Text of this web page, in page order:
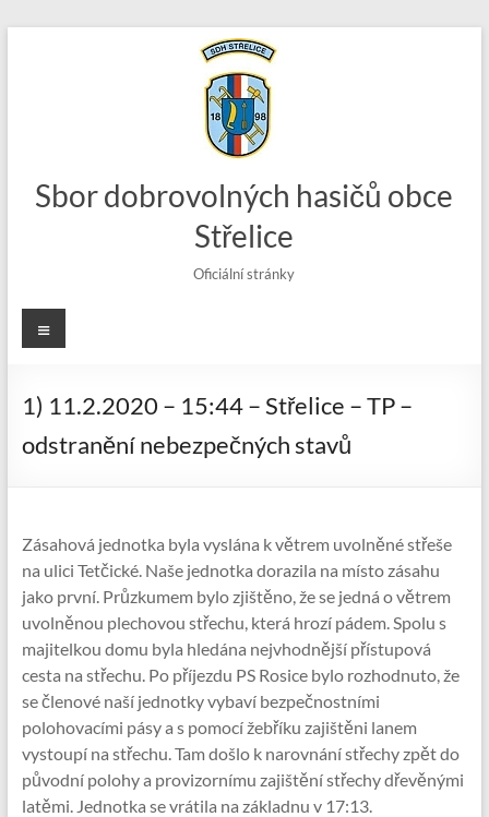
Sbor dobrovolných hasičů obce
Střelice
Oficiální stránky
Menu
1) 11.2.2020 – 15:44 – Střelice – TP –
odstranění nebezpečných stavů
Zásahová jednotka byla vyslána k větrem uvolněné střeše
na ulici Tetčické. Naše jednotka dorazila na místo zásahu
jako první. Průzkumem bylo zjištěno, že se jedná o větrem
uvolněnou plechovou střechu, která hrozí pádem. Spolu s
majitelkou domu byla hledána nejvhodnější přístupová
cesta na střechu. Po příjezdu PS Rosice bylo rozhodnuto, že
se členové naší jednotky vybaví bezpečnostními
polohovacími pásy a s pomocí žebříku zajištěni lanem
vystoupí na střechu. Tam došlo k narovnání střechy zpět do
původní polohy a provizornímu zajištění střechy dřevěnými
latěmi. Jednotka se vrátila na základnu v 17:13.